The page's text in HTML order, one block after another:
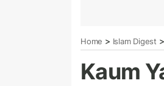
Home > Islam Digest >
Kaum